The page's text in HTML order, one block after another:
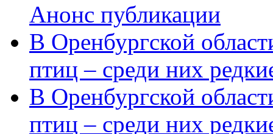
Анонс публикации
В Оренбургской
птиц – среди них
В Оренбургской
птиц – среди них